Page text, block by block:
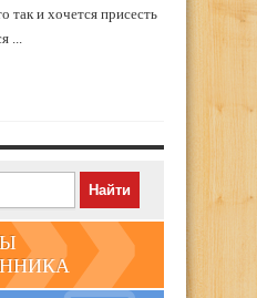
так и хочется присесть
...